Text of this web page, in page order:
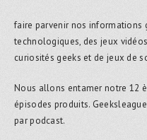
faire parvenir nos informations
technologiques, des jeux
curiosités geeks et de jeux de
Nous allons entamer notre 12
épisodes produits.
par podcast.